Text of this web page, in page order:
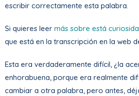
escribir correctamente esta palabra.
Si quieres leer más sobre está
que está en la transcripción en la web
Esta era verdaderamente difícil, ¿la
enhorabuena, porque era realmente
cambiar a otra palabra, pero antes,